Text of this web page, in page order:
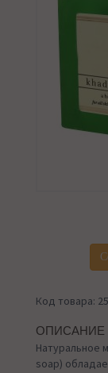
Код товара:
ОПИСАНИЕ
Натуральное
soap)